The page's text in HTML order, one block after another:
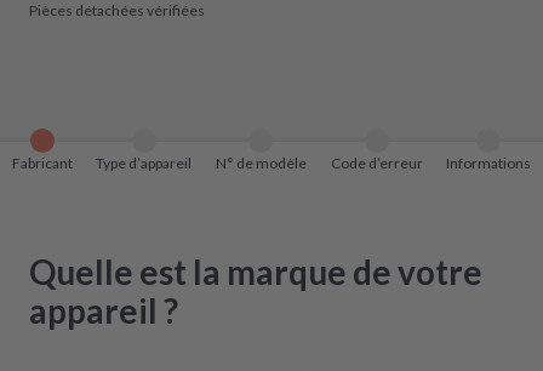
Pièces détachées vérifiées
Fabricant Type d’appareil N° de modèle Code d’erreur Informations
Quelle est la marque de votre
appareil ?